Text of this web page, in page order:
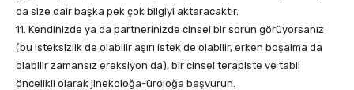
da size dair başka pek çok bilgiyi aktaracaktır.
11. Kendinizde ya da partnerinizde cinsel bir sorun görüyorsanız
(bu isteksizlik de olabilir aşırı istek de olabilir, erken boşalma da
olabilir zamansız ereksiyon da), bir cinsel terapiste ve tabii
öncelikli olarak jinekoloğa-üroloğa başvurun.